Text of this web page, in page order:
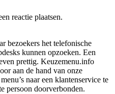
reactie plaatsen.
bezoekers het telefonische
kunnen opzoeken. Een
prettig. Keuzemenu.info
aan de hand van onze
naar een klantenservice te
persoon doorverbonden.